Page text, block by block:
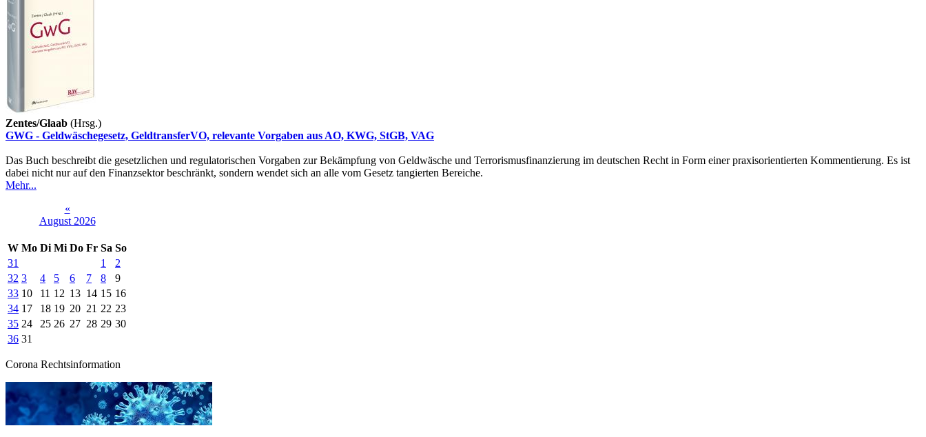
Zentes/Glaab (Hrsg.)
GWG - Geldwäschegesetz, GeldtransferVO, relevante Vorgaben aus AO, KWG, StGB, VAG
Das Buch beschreibt die gesetzlichen und regulatorischen Vorgaben zur Bekämpfung von Geldwäsche und Terrorismusfinanzierung im deutschen Recht in Form einer praxisorientierten Kommentierung. Es ist
dabei nicht nur auf den Finanzsektor beschränkt, sondern wendet sich an alle vom Gesetz tangierten Bereiche.
Mehr...
«
August 2026
W Mo Di Mi Do Fr Sa So
31
1
2
32 3 4 5 6 7 8
9
33 10 11 12 13 14 15 16
34 17 18 19 20 21 22 23
35 24 25 26 27 28 29 30
36 31
Corona Rechtsinformation